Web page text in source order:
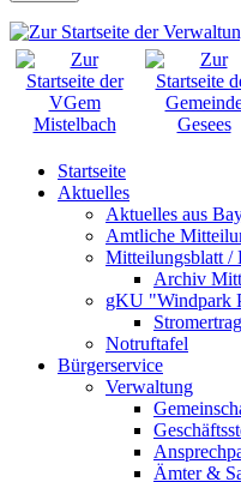
Startseite
Aktuelles
Aktuelles aus
Amtliche
Mitteilungsblatt /
Archiv
gKU "Windpark
Stromertrag
Notruftafel
Bürgerservice
Verwaltung
Ämter &